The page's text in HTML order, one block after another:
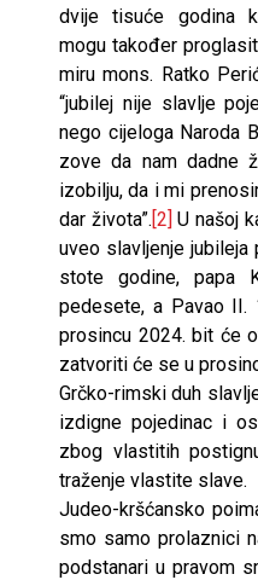
dvije tisuće godina
mogu također
miru mons. Ratko
“jubilej nije slavlje
nego cijeloga Naroda
zove da nam dadne
izobilju, da i mi
dar života”.[2] U našoj
uveo slavljenje jubileja
stote godine, papa
pedesete, a Pavao II.
prosincu 2024. bit će
zatvoriti će se u
Grčko-rimski duh
izdigne pojedinac i
zbog vlastitih
traženje vlastite slave.
Judeo-kršćansko
smo samo prolaznici
podstanari u pravom